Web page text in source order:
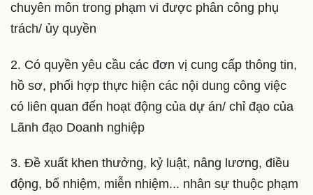
chuyên môn trong phạm vi được phân công phụ
trách/ ủy quyền
2. Có quyền yêu cầu các đơn vị cung cấp thông tin,
hồ sơ, phối hợp thực hiện các nội dung công việc
có liên quan đến hoạt động của dự án/ chỉ đạo của
Lãnh đạo Doanh nghiệp
3. Đề xuất khen thưởng, kỷ luật, nâng lương, điều
động, bổ nhiệm, miễn nhiệm... nhân sự thuộc phạm